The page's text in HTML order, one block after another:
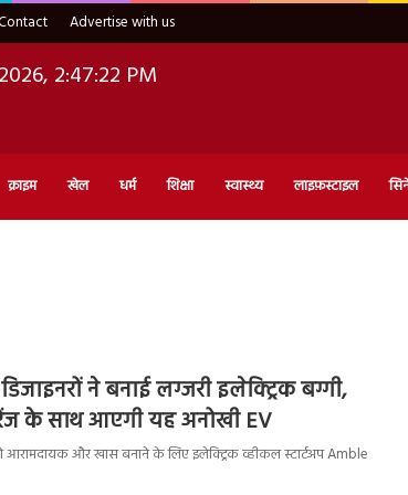
Advertise with us
2:47:23 PM
क्राइम खेल धर्म शिक्षा स्वास्थ्य लाइफ़स्टाइल
ने बनाई लग्जरी इलेक्ट्रिक बग्गी,
के साथ आएगी यह अनोखी EV
और खास बनाने के लिए इलेक्ट्रिक व्हीकल स्टार्टअप Amble